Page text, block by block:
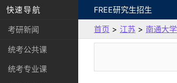
快速导航
考研新闻
统考公共课
统考专业课
FREE研究生招生
首页 > 江苏 > 南通大学